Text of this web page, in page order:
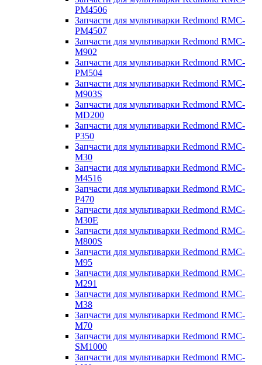
PM4506
Запчасти для мультиварки Redmond RMC-
PM4507
Запчасти для мультиварки Redmond RMC-
M902
Запчасти для мультиварки Redmond RMC-
PM504
Запчасти для мультиварки Redmond RMC-
M903S
Запчасти для мультиварки Redmond RMC-
MD200
Запчасти для мультиварки Redmond RMC-
P350
Запчасти для мультиварки Redmond RMC-
M30
Запчасти для мультиварки Redmond RMC-
M4516
Запчасти для мультиварки Redmond RMC-
P470
Запчасти для мультиварки Redmond RMC-
M30E
Запчасти для мультиварки Redmond RMC-
M800S
Запчасти для мультиварки Redmond RMC-
M95
Запчасти для мультиварки Redmond RMC-
M291
Запчасти для мультиварки Redmond RMC-
M38
Запчасти для мультиварки Redmond RMC-
M70
Запчасти для мультиварки Redmond RMC-
SM1000
Запчасти для мультиварки Redmond RMC-